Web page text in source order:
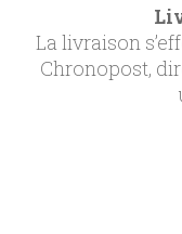
La livraison
Chronopost,